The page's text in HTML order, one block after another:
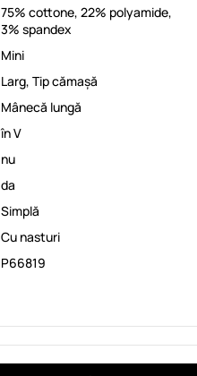
75% cottone, 22% polyamide,
3% spandex
Mini
Larg, Tip cămașă
Mânecă lungă
în V
nu
da
Simplă
Cu nasturi
P66819